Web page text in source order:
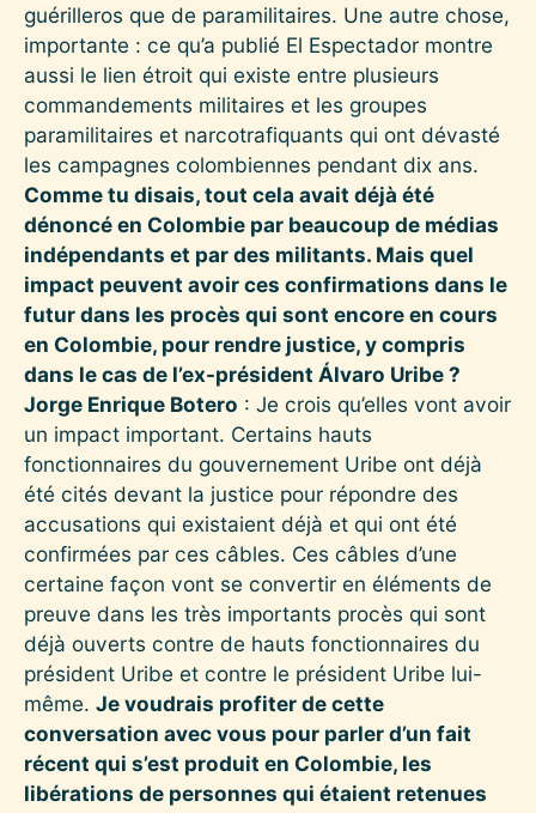
guérilleros que de paramilitaires. Une autre chose,
importante : ce qu’a publié El Espectador montre
aussi le lien étroit qui existe entre plusieurs
commandements militaires et les groupes
paramilitaires et narcotrafiquants qui ont dévasté
les campagnes colombiennes pendant dix ans.
Comme tu disais, tout cela avait déjà été
dénoncé en Colombie par beaucoup de médias
indépendants et par des militants. Mais quel
impact peuvent avoir ces confirmations dans le
futur dans les procès qui sont encore en cours
en Colombie, pour rendre justice, y compris
dans le cas de l’ex-président Álvaro Uribe ?
Jorge Enrique Botero : Je crois qu’elles vont avoir
un impact important. Certains hauts
fonctionnaires du gouvernement Uribe ont déjà
été cités devant la justice pour répondre des
accusations qui existaient déjà et qui ont été
confirmées par ces câbles. Ces câbles d’une
certaine façon vont se convertir en éléments de
preuve dans les très importants procès qui sont
déjà ouverts contre de hauts fonctionnaires du
président Uribe et contre le président Uribe lui-
même. Je voudrais profiter de cette
conversation avec vous pour parler d’un fait
récent qui s’est produit en Colombie, les
libérations de personnes qui étaient retenues